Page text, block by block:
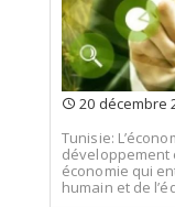
20 décembre
Tunisie:
développement
économie qui
humain et de